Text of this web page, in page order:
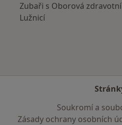
Zubaři s Oborová
Lužnicí
Soukromí a
Zásady ochrany osobních